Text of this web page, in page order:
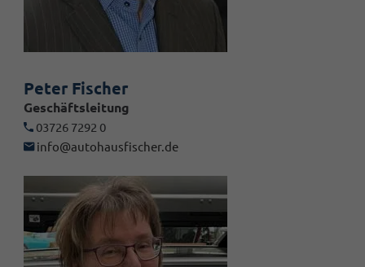
Peter Fischer
Geschäftsleitung
03726 7292 0
info@autohausfischer.de